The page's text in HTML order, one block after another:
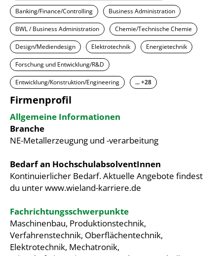
Banking/Finance/Controlling Business Administration
BWL / Business Administration Chemie/Technische Chemie
Design/Mediendesign Elektrotechnik Energietechnik
Forschung und Entwicklung/R&D
Entwicklung/Konstruktion/Engineering ... +28
Firmenprofil
Allgemeine Informationen
Branche
NE-Metallerzeugung und -verarbeitung
Bedarf an HochschulabsolventInnen
Kontinuierlicher Bedarf. Aktuelle Angebote findest
du unter www.wieland-karriere.de
Fachrichtungsschwerpunkte
Maschinenbau, Produktionstechnik,
Verfahrenstechnik, Oberflächentechnik,
Elektrotechnik, Mechatronik,